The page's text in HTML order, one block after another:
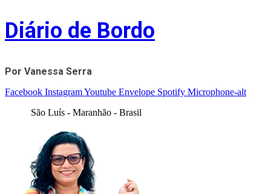
Skip
to
content
Diário de Bordo
Por Vanessa Serra
Facebook InstagramYoutube Envelope Spotify Microphone-alt
São Luís - Maranhão - Brasil